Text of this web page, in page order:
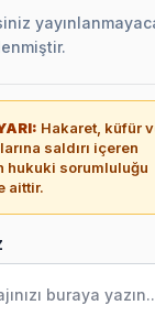
Hakaret, küfür
saldırı içeren
hukuki sorumluluğu
aittir.